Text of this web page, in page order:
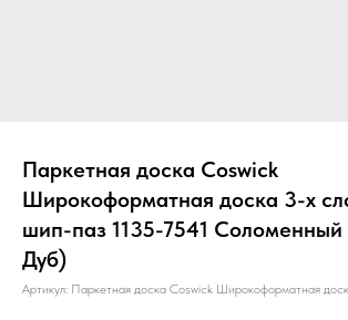
Паркетная доска Coswick
Широкоформатная доска 3-х
шип-паз 1135-7541
Дуб)
Артикул: Паркетная доска Coswick Широкоформатная